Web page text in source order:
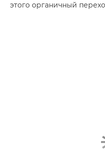
этого органичный